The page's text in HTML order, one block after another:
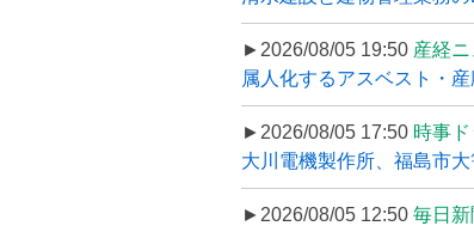
►2026/08/05 19:50 産経
属人化するアスベスト・
►2026/08/05 17:50 時事
大川電機製作所、福島市
►2026/08/05 12:50 毎日